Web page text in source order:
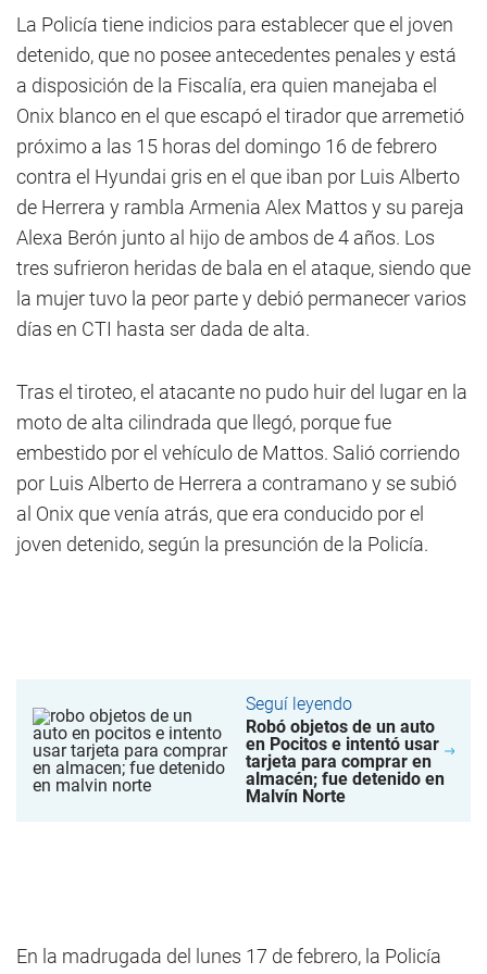
La Policía tiene indicios para establecer que el joven
detenido, que no posee antecedentes penales y está
a disposición de la Fiscalía, era quien manejaba el
Onix blanco en el que escapó el tirador que arremetió
próximo a las 15 horas del domingo 16 de febrero
contra el Hyundai gris en el que iban por Luis Alberto
de Herrera y rambla Armenia Alex Mattos y su pareja
Alexa Berón junto al hijo de ambos de 4 años. Los
tres sufrieron heridas de bala en el ataque, siendo que
la mujer tuvo la peor parte y debió permanecer varios
días en CTI hasta ser dada de alta.
Tras el tiroteo, el atacante no pudo huir del lugar en la
moto de alta cilindrada que llegó, porque fue
embestido por el vehículo de Mattos. Salió corriendo
por Luis Alberto de Herrera a contramano y se subió
al Onix que venía atrás, que era conducido por el
joven detenido, según la presunción de la Policía.
Seguí leyendo
Robó objetos de un auto
en Pocitos e intentó usar
tarjeta para comprar en
almacén; fue detenido en
Malvín Norte
En la madrugada del lunes 17 de febrero, la Policía